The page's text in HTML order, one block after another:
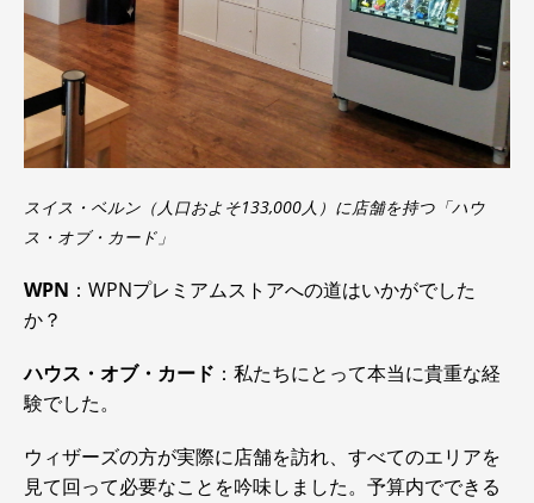
スイス・ベルン（人口およそ133,000人）に店舗を持つ「ハウ
ス・オブ・カード」
WPN ：WPNプレミアムストアへの道はいかがでした
か？
ハウス・オブ・カード ：私たちにとって本当に貴重な経
験でした。
ウィザーズの方が実際に店舗を訪れ、すべてのエリアを
見て回って必要なことを吟味しました。予算内でできる